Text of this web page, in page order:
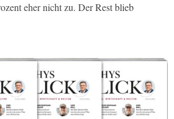
eher nicht zu. Der Rest blieb